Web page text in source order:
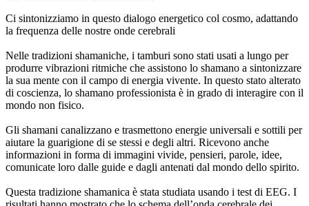
Ci sintonizziamo in questo dialogo energetico col cosmo, adattando
la frequenza delle nostre onde cerebrali
Nelle tradizioni shamaniche, i tamburi sono stati usati a lungo per
produrre vibrazioni ritmiche che assistono lo shamano a sintonizzare
la sua mente con il campo di energia vivente. In questo stato alterato
di coscienza, lo shamano professionista è in grado di interagire con il
mondo non fisico.
Gli shamani canalizzano e trasmettono energie universali e sottili per
aiutare la guarigione di se stessi e degli altri. Ricevono anche
informazioni in forma di immagini vivide, pensieri, parole, idee,
comunicate loro dalle guide e dagli antenati dal mondo dello spirito.
Questa tradizione shamanica è stata studiata usando i test di EEG. I